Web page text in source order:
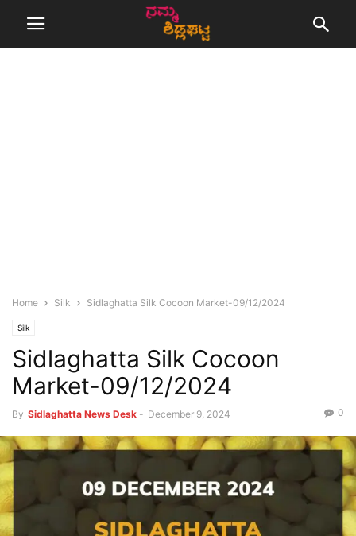
Home Silk Sidlaghatta Silk Cocoon Market-09/12/2024
Silk
Sidlaghatta Silk Cocoon
Market-09/12/2024
By Sidlaghatta News Desk - December 9, 2024 0